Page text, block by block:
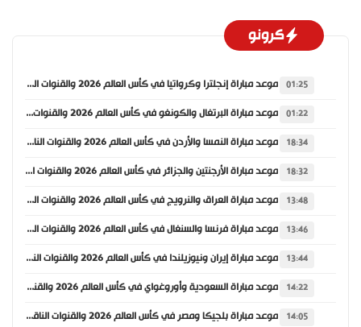
كرونو
01:25 موعد مباراة إنجلترا وكرواتيا في كأس العالم 2026 والقنوات الناقلة
01:22 موعد مباراة البرتغال والكونغو في كأس العالم 2026 والقنوات الناقلة
18:34 موعد مباراة النمسا والأردن في كأس العالم 2026 والقنوات الناقلة
18:32 موعد مباراة الأرجنتين والجزائر في كأس العالم 2026 والقنوات الناقلة
13:48 موعد مباراة العراق والنرويج في كأس العالم 2026 والقنوات الناقلة
13:46 موعد مباراة فرنسا والسنغال في كأس العالم 2026 والقنوات الناقلة
13:44 موعد مباراة إيران ونيوزيلندا في كأس العالم 2026 والقنوات الناقلة
14:22 موعد مباراة السعودية وأوروغواي في كأس العالم 2026 والقنوات الناقلة
14:05 موعد مباراة بلجيكا ومصر في كأس العالم 2026 والقنوات الناقلة